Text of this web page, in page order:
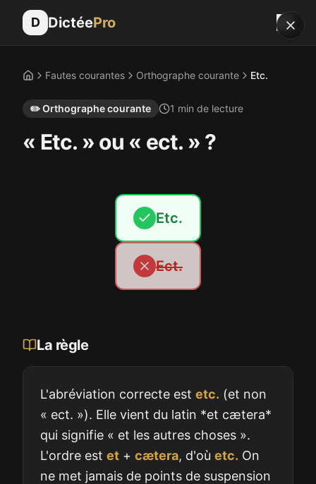
D DictéePro
AccueilFautes courantes Orthographe courante Etc.
✏️Orthographe courante 1 min de lecture
« Etc. » ou « ect. » ?
Etc.
Ect.
La règle
L'abréviation correcte est etc. (et non
« ect. »). Elle vient du latin *et cætera*
qui signifie « et les autres choses ».
L'ordre est et + cætera, d'où etc. On
ne met jamais de points de suspension